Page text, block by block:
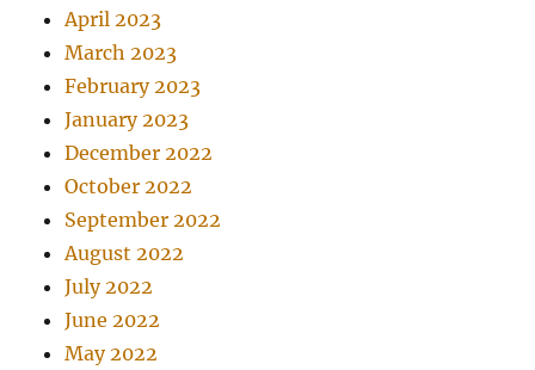
April 2023
March 2023
February 2023
January 2023
December 2022
October 2022
September 2022
August 2022
July 2022
June 2022
May 2022